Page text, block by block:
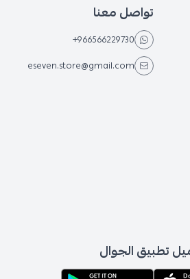
تواصل معنا
+966566229730
eseven.store@gmail.com
تطبيق الجوال